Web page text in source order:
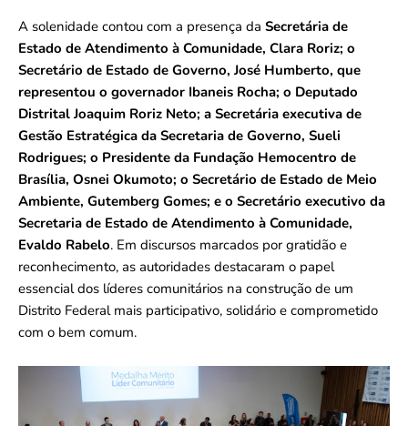
A solenidade contou com a presença da Secretária de
Estado de Atendimento à Comunidade, Clara Roriz; o
Secretário de Estado de Governo, José Humberto, que
representou o governador Ibaneis Rocha; o Deputado
Distrital Joaquim Roriz Neto; a Secretária executiva de
Gestão Estratégica da Secretaria de Governo, Sueli
Rodrigues; o Presidente da Fundação Hemocentro de
Brasília, Osnei Okumoto; o Secretário de Estado de Meio
Ambiente, Gutemberg Gomes; e o Secretário executivo da
Secretaria de Estado de Atendimento à Comunidade,
Evaldo Rabelo. Em discursos marcados por gratidão e
reconhecimento, as autoridades destacaram o papel
essencial dos líderes comunitários na construção de um
Distrito Federal mais participativo, solidário e comprometido
com o bem comum.